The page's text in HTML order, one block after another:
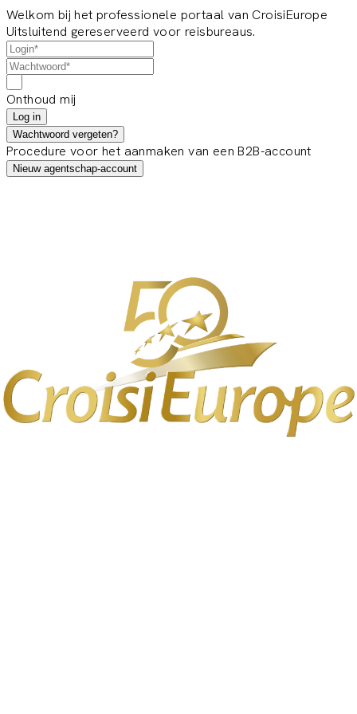
Welkom bij het professionele portaal van CroisiEurope
Uitsluitend gereserveerd voor reisbureaus.
Onthoud mij
Log in
Wachtwoord vergeten?
Procedure voor het aanmaken van een B2B-account
Nieuw agentschap-account